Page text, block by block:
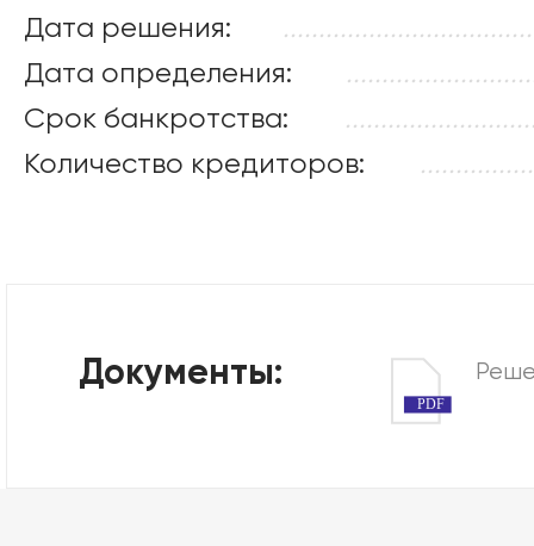
Дата решения:
Дата определения:
Срок банкротства:
Количество кредиторов:
Документы:
PDF